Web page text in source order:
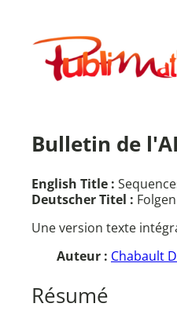
contenuPublimath
Bulletin de
English Title :
Deutscher Titel :
Une version texte
Auteur : Chabault
Résumé